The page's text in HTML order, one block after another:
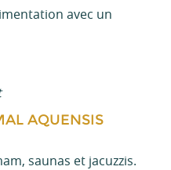
avec un
AQUENSIS
saunas et jacuzzis.